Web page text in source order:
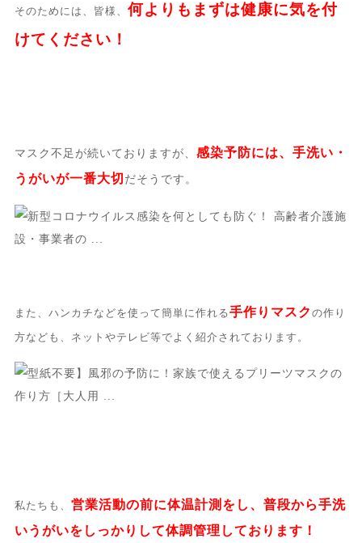
そのためには、 皆様、 何よりもまずは健康に気を付
けてください！
マスク不足が続いておりますが、 感染予防には、手洗い・
うがいが一番大切 だそうです。
また、ハンカチなどを使って簡単に作れる手作りマスク の作り
方なども、ネットやテレビ等でよく紹介されております。
私たちも、 営業活動の前に体温計測をし、普段から手洗
いうがいをしっかりして体調管理しております！